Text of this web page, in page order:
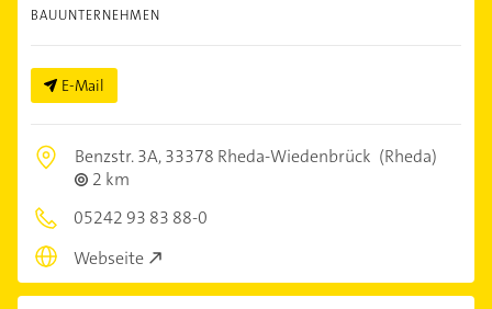
BAUUNTERNEHMEN
E-Mail
Benzstr. 3A,33378 Rheda-Wiedenbrück (Rheda)
2 km
05242 93 83 88-0
Webseite